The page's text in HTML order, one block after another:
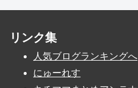
リンク集
人気ブログランキングへ
にゅーれす